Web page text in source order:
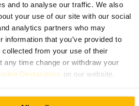
and to analyse our traffic. We also
your use of our site with our social
analytics partners who may
information that you’ve provided to
collected from your use of their
any time change or withdraw your
Declaration on our website.
Capel Street